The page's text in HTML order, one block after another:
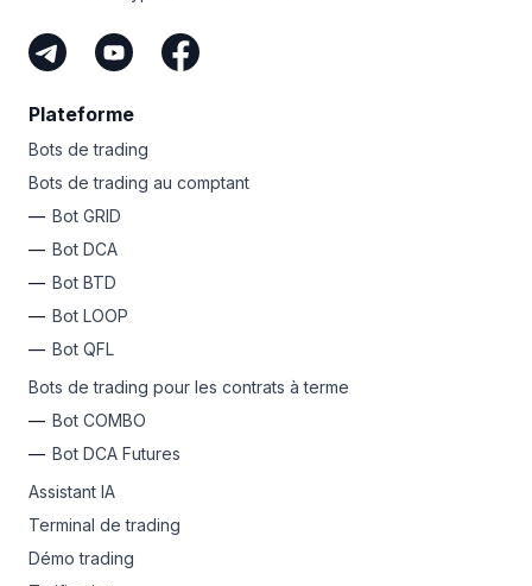
Plateforme
Bots de trading
Bots de trading au comptant
Bot GRID
Bot DCA
Bot BTD
Bot LOOP
Bot QFL
Bots de trading pour les contrats à terme
Bot COMBO
Bot DCA Futures
Assistant IA
Terminal de trading
Démo trading